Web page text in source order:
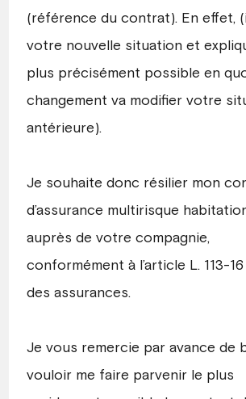
(référence du contrat). En effet,
votre nouvelle situation et
plus précisément possible en
changement va modifier votre
antérieure).
Je souhaite donc résilier mon
d’assurance multirisque
auprès de votre compagnie,
conformément à l’article L. 113-
des assurances.
Je vous remercie par avance de
vouloir me faire parvenir le plus